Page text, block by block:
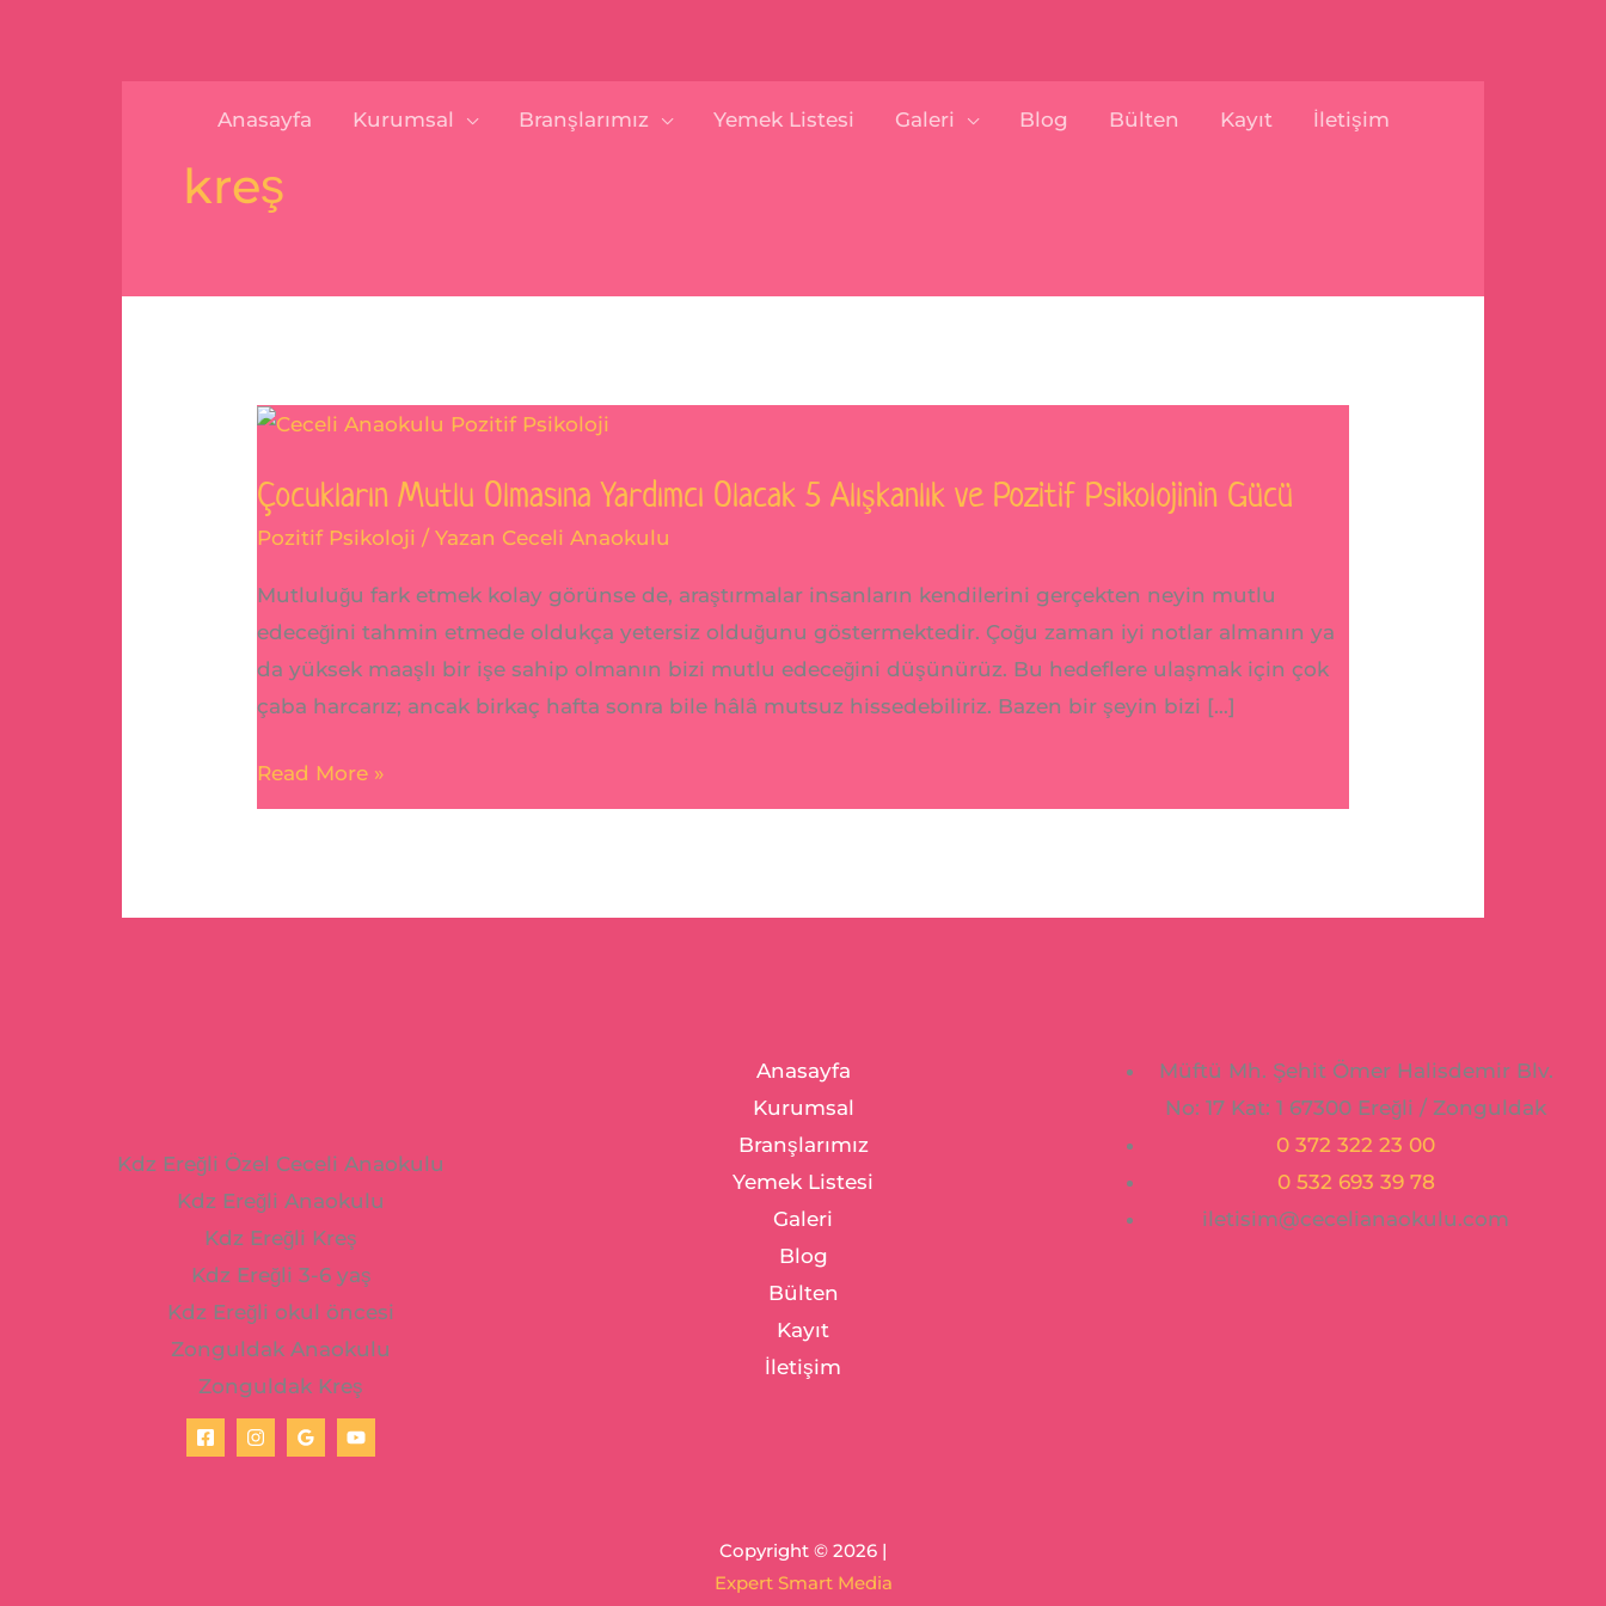
Anasayfa Kurumsal Branşlarımız Yemek Listesi Galeri Blog Bülten Kayıt İletişim
kreş
Çocukların Mutlu Olmasına Yardımcı Olacak 5 Alışkanlık ve Pozitif Psikolojinin Gücü
Pozitif Psikoloji / Yazan Ceceli Anaokulu
Mutluluğu fark etmek kolay görünse de, araştırmalar insanların kendilerini gerçekten neyin mutlu
edeceğini tahmin etmede oldukça yetersiz olduğunu göstermektedir. Çoğu zaman iyi notlar almanın ya
da yüksek maaşlı bir işe sahip olmanın bizi mutlu edeceğini düşünürüz. Bu hedeflere ulaşmak için çok
çaba harcarız; ancak birkaç hafta sonra bile hâlâ mutsuz hissedebiliriz. Bazen bir şeyin bizi […]
Çocukların
Olmasına
Yardımcı
5
Alışkanlık
ve
Pozitif
Read More »
Kdz Ereğli Özel Ceceli Anaokulu
Kdz Ereğli Anaokulu
Kdz Ereğli Kreş
Kdz Ereğli 3-6 yaş
Kdz Ereğli okul öncesi
Zonguldak Anaokulu
Zonguldak Kreş
Anasayfa
Kurumsal
Branşlarımız
Yemek Listesi
Galeri
Blog
Bülten
Kayıt
İletişim
Müftü Mh. Şehit Ömer Halisdemir Blv.
No: 17 Kat: 1 67300 Ereğli / Zonguldak
0 372 322 23 00
0 532 693 39 78
iletisim@cecelianaokulu.com
Copyright © 2026 |
Expert Smart Media